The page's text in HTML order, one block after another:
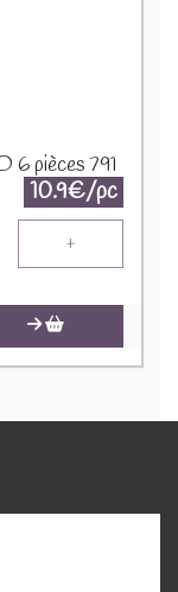
6 pièces 791
10.9€/pc
+